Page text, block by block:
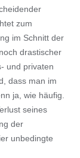
zum
im Schnitt der
drastischer
und privaten
dass man im
ja, wie häufig.
seines
der
unbedingte